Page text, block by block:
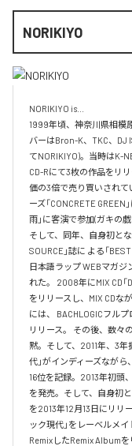
NORIKIYO
NORIKIYO is...
1999年頃、神奈川県相模
バーはBron-K、TKC、DJ
てNORIKIYO)。当時はK-
CD-Rにて3枚の作品をリ
価の3倍で売り買いされて
ーズ「CONCRETE
雨」に客演で参加(ガキの
そして、同年、自身初とな
SOURCE」誌に よる「
日本語ラップ WEBマガジ
れた。 2008年にMIX CD「
をリリースし、MIX CD
には、 BACHLOGICフル
リリース。 その後、数々
黙。そして、2011年、3
代」がインディーズなが
16位を記録。2013年初頭
を発売。そして、自身初
を2013年12月13日にリリ
ック現代」をレーベルメ
RemixしたRemix Album